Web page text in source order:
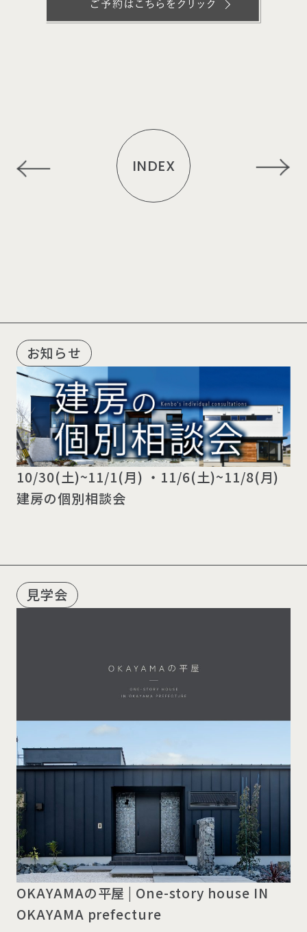
INDEX
お知らせ
10/30(土)~11/1(月) ・11/6(土)~11/8(月)
建房の個別相談会
見学会
OKAYAMAの平屋 | One-story house IN
OKAYAMA prefecture